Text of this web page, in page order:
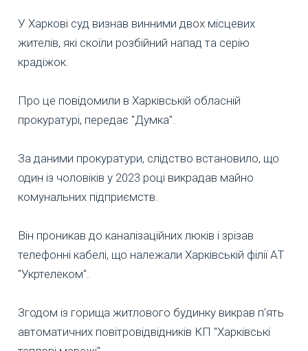
У Харкові суд визнав винними двох місцевих
жителів, які скоїли розбійний напад та серію
крадіжок.
Про це повідомили в Харківській обласній
прокуратурі, передає "Думка".
За даними прокуратури, слідство встановило, що
один із чоловіків у 2023 році викрадав майно
комунальних підприємств.
Він проникав до каналізаційних люків і зрізав
телефонні кабелі, що належали Харківській філії АТ
"Укртелеком".
Згодом із горища житлового будинку викрав п'ять
автоматичних повітровідвідників КП "Харківські